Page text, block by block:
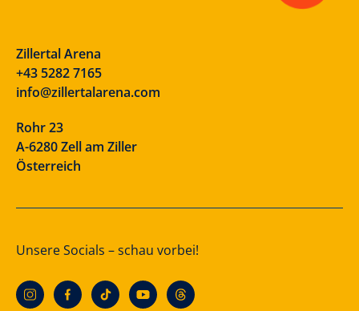
Zillertal Arena
+43 5282 7165
info@zillertalarena.com
Rohr 23
A-6280 Zell am Ziller
Österreich
Unsere Socials – schau vorbei!